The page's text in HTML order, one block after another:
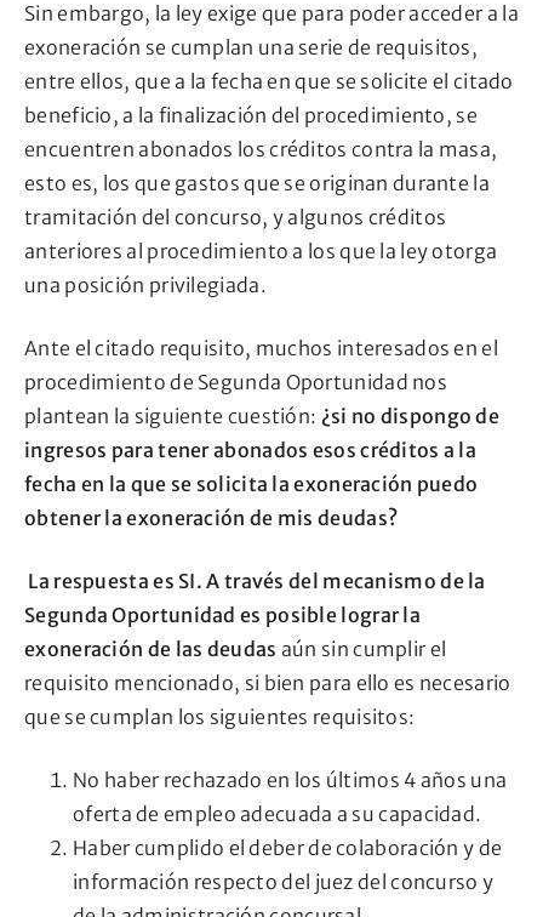
Sin embargo, la ley exige que para poder acceder a la
exoneración se cumplan una serie de requisitos,
entre ellos, que a la fecha en que se solicite el citado
beneficio, a la finalización del procedimiento, se
encuentren abonados los créditos contra la masa,
esto es, los que gastos que se originan durante la
tramitación del concurso, y algunos créditos
anteriores al procedimiento a los que la ley otorga
una posición privilegiada.
Ante el citado requisito, muchos interesados en el
procedimiento de Segunda Oportunidad nos
plantean la siguiente cuestión: ¿si no dispongo de
ingresos para tener abonados esos créditos a la
fecha en la que se solicita la exoneración puedo
obtener la exoneración de mis deudas?
La respuesta es SI. A través del mecanismo de la
Segunda Oportunidad es posible lograr la
exoneración de las deudas aún sin cumplir el
requisito mencionado, si bien para ello es necesario
que se cumplan los siguientes requisitos:
No haber rechazado en los últimos 4 años una
oferta de empleo adecuada a su capacidad.
Haber cumplido el deber de colaboración y de
información respecto del juez del concurso y